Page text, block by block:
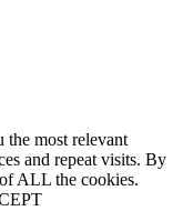
the most relevant
and repeat visits. By
ALL the cookies.